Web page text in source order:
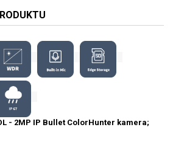
- 2MP IP Bullet ColorHunter kamera;